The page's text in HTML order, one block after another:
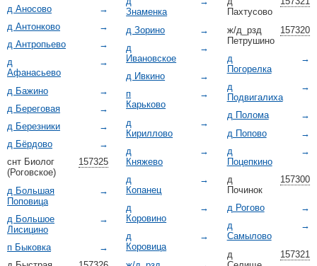
→
д Аносово
→
д Антонково
→
д Антропьево
→
д
Афанасьево
→
д Бажино
→
д Береговая
→
д Березники
→
д Бёрдово
157325
снт Биолог
(Роговское)
→
д Большая
Поповица
→
д Большое
Лисицино
→
п Быковка
Знаменка
→
д Зорино
→
д
Ивановское
→
д Ивкино
→
п
Карьково
→
д
Кириллово
→
д
Княжево
→
д
Копанец
→
д
Коровино
→
д
Коровица
Пахтусово
157320
ж/д_рзд
Петрушино
→
д
Погорелка
→
д
Подвигалиха
→
д Полома
→
д Попово
→
д
Поцепкино
157300
д
Починок
→
д Рогово
→
д
Самылово
157321
д